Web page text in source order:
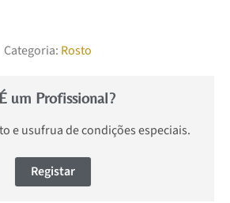
Categoria: Rosto
É um Profissional?
e usufrua de condições especiais.
Registar